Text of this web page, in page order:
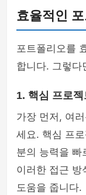
효율적인
포트폴리오를
합니다. 그렇다
1. 핵심 프로
가장 먼저, 여러
세요. 핵심 프
분의 능력을 빠
이러한 접근 방
도움을 줍니다.